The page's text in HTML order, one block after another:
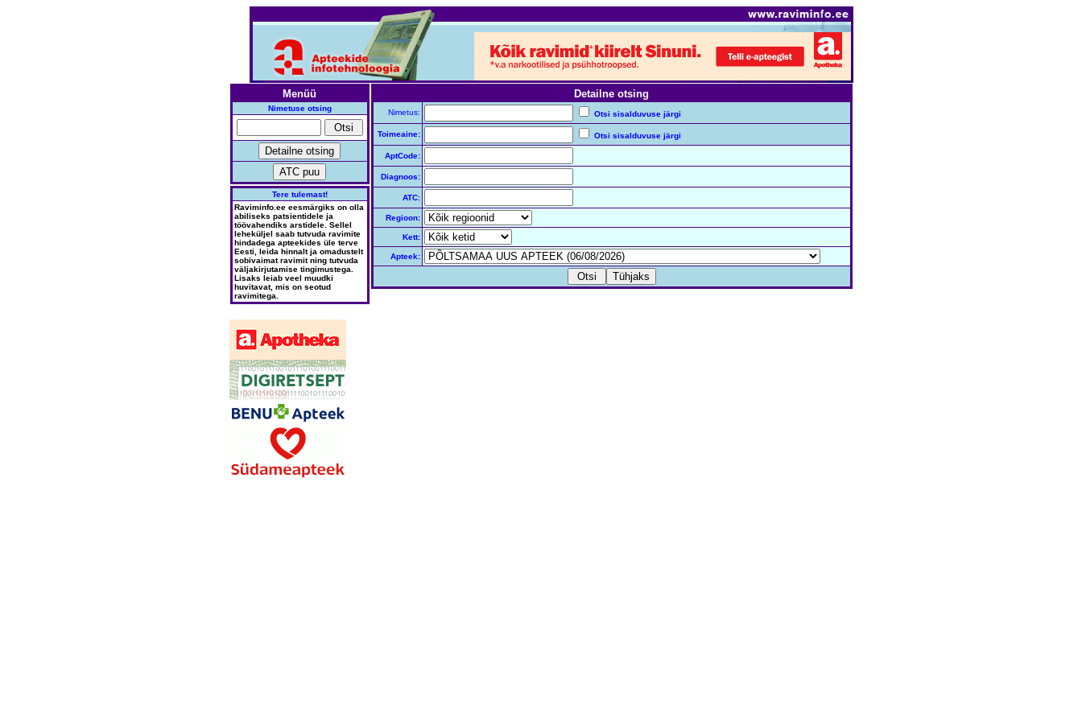
Menüü
Nimetuse otsing
Tere tulemast!
Raviminfo.ee eesmärgiks on olla
abiliseks patsientidele ja
töövahendiks arstidele. Sellel
leheküljel saab tutvuda ravimite
hindadega apteekides üle terve
Eesti, leida hinnalt ja omadustelt
sobivaimat ravimit ning tutvuda
väljakirjutamise tingimustega.
Lisaks leiab veel muudki
huvitavat, mis on seotud
ravimitega.
Detailne otsing
Nimetus: Otsi sisalduvuse järgi
Toimeaine: Otsi sisalduvuse järgi
AptCode:
Diagnoos:
ATC:
Regioon:
Kett:
Apteek: